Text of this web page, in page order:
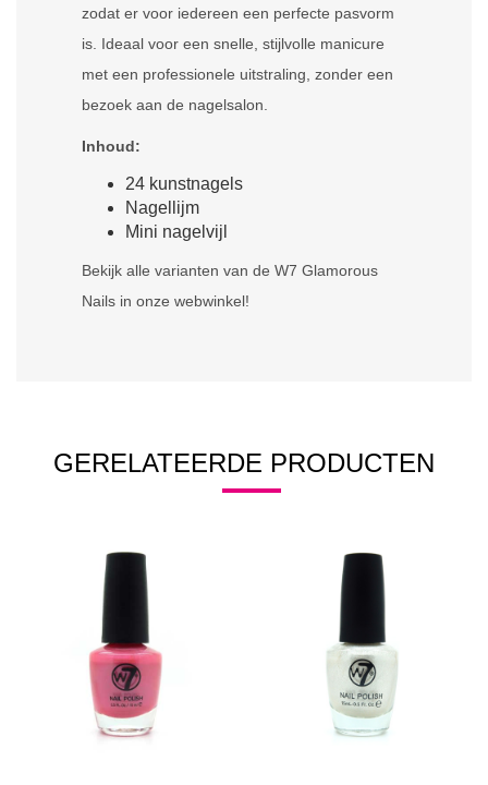
zodat er voor iedereen een perfecte pasvorm
is. Ideaal voor een snelle, stijlvolle manicure
met een professionele uitstraling, zonder een
bezoek aan de nagelsalon.
Inhoud:
24 kunstnagels
Nagellijm
Mini nagelvijl
Bekijk alle varianten van de W7 Glamorous
Nails in onze webwinkel!
GERELATEERDE PRODUCTEN